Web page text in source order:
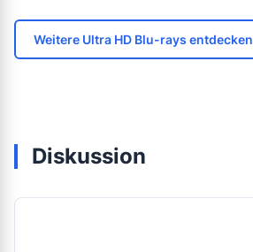
Weitere Ultra HD Blu-rays entdecken
Diskussion